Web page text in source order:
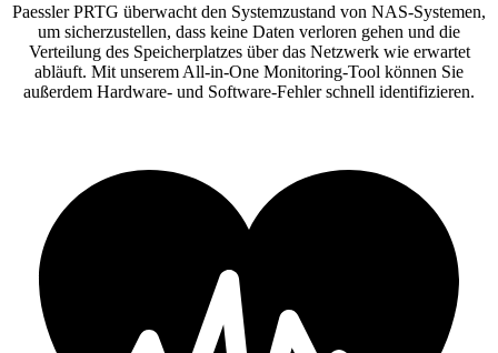
Paessler PRTG überwacht den Systemzustand von NAS-Systemen,
um sicherzustellen, dass keine Daten verloren gehen und die
Verteilung des Speicherplatzes über das Netzwerk wie erwartet
abläuft. Mit unserem All-in-One Monitoring-Tool können Sie
außerdem Hardware- und Software-Fehler schnell identifizieren.